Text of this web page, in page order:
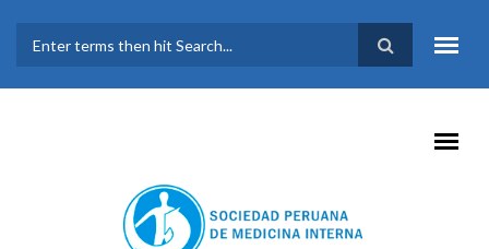
FORMULARIO DE
BÚSQUEDA